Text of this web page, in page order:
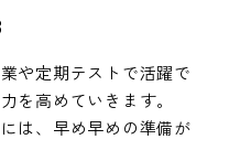
や定期テストで活躍で
を高めていきます。
は、早め早めの準備が